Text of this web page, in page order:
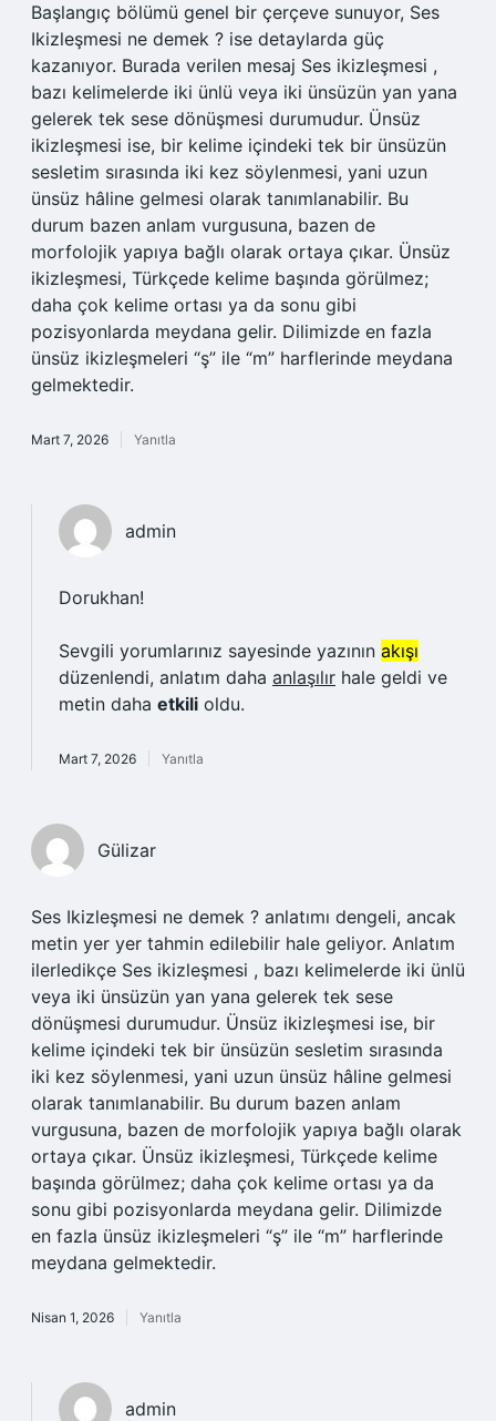
Başlangıç bölümü genel bir çerçeve sunuyor, Ses
Ikizleşmesi ne demek ? ise detaylarda güç
kazanıyor. Burada verilen mesaj Ses ikizleşmesi ,
bazı kelimelerde iki ünlü veya iki ünsüzün yan yana
gelerek tek sese dönüşmesi durumudur. Ünsüz
ikizleşmesi ise, bir kelime içindeki tek bir ünsüzün
sesletim sırasında iki kez söylenmesi, yani uzun
ünsüz hâline gelmesi olarak tanımlanabilir. Bu
durum bazen anlam vurgusuna, bazen de
morfolojik yapıya bağlı olarak ortaya çıkar. Ünsüz
ikizleşmesi, Türkçede kelime başında görülmez;
daha çok kelime ortası ya da sonu gibi
pozisyonlarda meydana gelir. Dilimizde en fazla
ünsüz ikizleşmeleri “ş” ile “m” harflerinde meydana
gelmektedir.
Mart 7, 2026 Yanıtla
admin
Dorukhan!
Sevgili yorumlarınız sayesinde yazının akışı
düzenlendi, anlatım daha anlaşılır hale geldi ve
metin daha etkili oldu.
Mart 7, 2026 Yanıtla
Gülizar
Ses Ikizleşmesi ne demek ? anlatımı dengeli, ancak
metin yer yer tahmin edilebilir hale geliyor. Anlatım
ilerledikçe Ses ikizleşmesi , bazı kelimelerde iki ünlü
veya iki ünsüzün yan yana gelerek tek sese
dönüşmesi durumudur. Ünsüz ikizleşmesi ise, bir
kelime içindeki tek bir ünsüzün sesletim sırasında
iki kez söylenmesi, yani uzun ünsüz hâline gelmesi
olarak tanımlanabilir. Bu durum bazen anlam
vurgusuna, bazen de morfolojik yapıya bağlı olarak
ortaya çıkar. Ünsüz ikizleşmesi, Türkçede kelime
başında görülmez; daha çok kelime ortası ya da
sonu gibi pozisyonlarda meydana gelir. Dilimizde
en fazla ünsüz ikizleşmeleri “ş” ile “m” harflerinde
meydana gelmektedir.
Nisan 1, 2026 Yanıtla
admin